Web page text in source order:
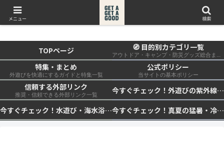
get a get a good
TOPページ 🧭 目的別カテゴリ一覧
アウトドア・キャンプ・防災グッズ総合まとめ
特集・まとめ
外遊びを快適にするガイドと特集一覧
公式ポリシー
当サイトの基本ポリシー
信頼する外部リンク
推奨・信頼できる外部リンク一覧
今すぐチェック！外遊びの紫外線対策・日差し快適化計画｜帽子・日傘・ウェア・日焼け止めを総まとめ☀️🏕️👓
今すぐチェック！水遊び・海水浴の快適化計画｜浮き輪・服装・日陰・安全対策を総まとめ🏖️🌊✨
今すぐチェック！真夏の猛暑・冷却・保冷快適化計画｜外遊び・キャンプ・車中泊の暑さ対策を総まとめ☀️🧊🏕️
メニュー 検索